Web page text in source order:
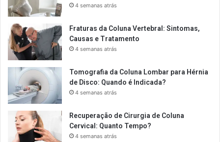
4 semanas atrás
Fraturas da Coluna Vertebral: Sintomas,
Causas e Tratamento
4 semanas atrás
Tomografia da Coluna Lombar para Hérnia
de Disco: Quando é Indicada?
4 semanas atrás
Recuperação de Cirurgia de Coluna
Cervical: Quanto Tempo?
4 semanas atrás